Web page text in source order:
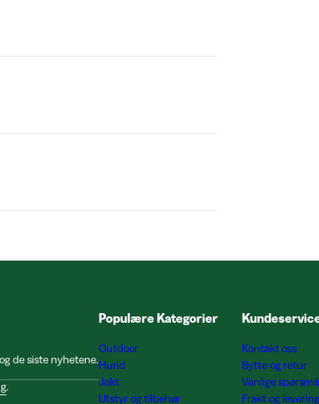
de siste nyhetene.
.
Populære Kategorier
Outdoor
Hund
Jakt
Utstyr og tilbehør
Kontakt oss
Bytte og retur
Vanlige
Frakt og levering